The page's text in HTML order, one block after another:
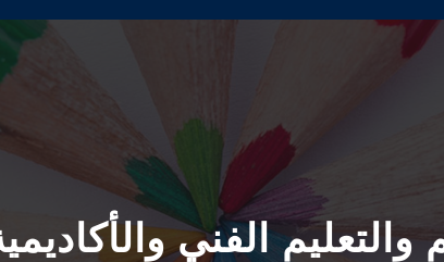
والتعليم الفني